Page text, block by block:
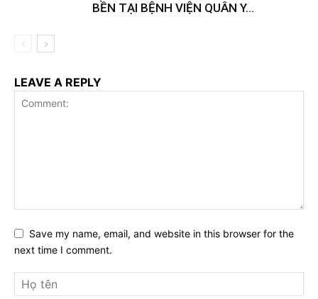
BỀN TẠI BỆNH VIỆN QUÂN Y...
LEAVE A REPLY
Save my name, email, and website in this browser for the
next time I comment.